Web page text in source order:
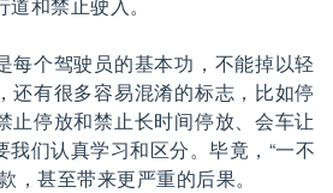
每个驾驶员的基本功，不能掉以轻
还有很多容易混淆的标志，比如停
止停放和禁止长时间停放、会车让
们认真学习和区分。毕竟，“一不
，甚至带来更严重的后果。